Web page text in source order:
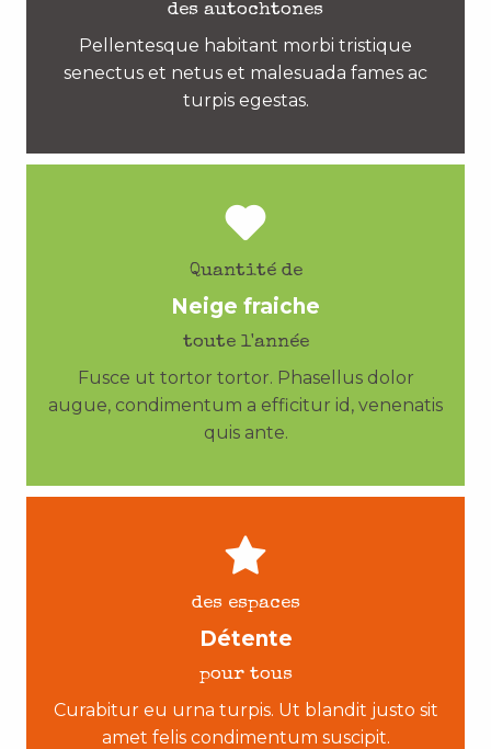
des autochtones
Pellentesque habitant morbi tristique
senectus et netus et malesuada fames ac
turpis egestas.
Quantité de
Neige fraiche
toute l'année
Fusce ut tortor tortor. Phasellus dolor
augue, condimentum a efficitur id, venenatis
quis ante.
des espaces
Détente
pour tous
Curabitur eu urna turpis. Ut blandit justo sit
amet felis condimentum suscipit.